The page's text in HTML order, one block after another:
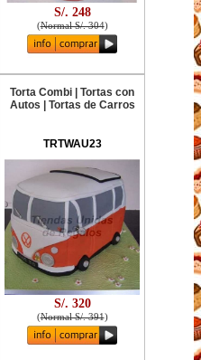
S/. 248
(Normal S/. 304)
Torta Combi | Tortas con
Autos | Tortas de Carros
TRTWAU23
S/. 320
(Normal S/. 391)